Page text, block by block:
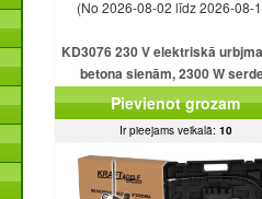
(No 2026-08-02 līdz 2026-08-
KD3076 230 V elektriskā
betona sienām, 2300 W
urbjmašīna ar dzesēšanu
Pievienot grozam
Ir pieejams veikalā: 10